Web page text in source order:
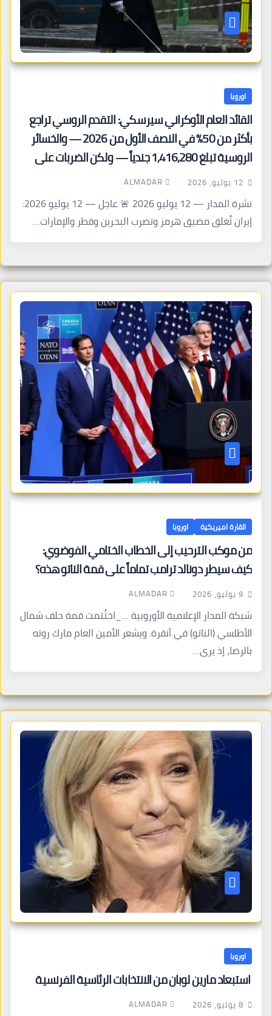
اوروبا
القائد العام الأوكراني سيرسكي: التقدم الروسي تراجع
بأكثر من 50% في النصف الأول من 2026 — والخسائر
الروسية تبلغ 1,416,280 جندياً — ولكن الضربات على
المدن تتصاعد
12 يوليو، 2026 ALMADAR
نشرة المدار — 12 يوليو 2026 🚨 عاجل — 12 يوليو 2026:
إيران تُغلق مضيق هرمز وتضرب البحرين وقطر والإمارات…
القارة اميريكية اوروبا
من موكب الترحيب إلى الخطاب الختامي الفوضوي:
كيف سيطر دونالد ترامب تماماً على قمة الناتو هذه؟
9 يوليو، 2026 ALMADAR
شبكة المدار الإعلامية الأوروبية …_اختُتمت قمة حلف شمال
الأطلسي (الناتو) في أنقرة. ويشعر الأمين العام مارك روته
بالرضا، إذ يرى…
اوروبا
استبعاد مارين لوبان من الانتخابات الرئاسية الفرنسية
8 يوليو، 2026 ALMADAR